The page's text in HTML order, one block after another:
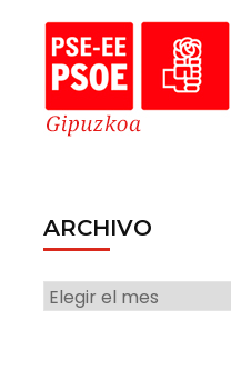
ARCHIVO
ARCHIVO